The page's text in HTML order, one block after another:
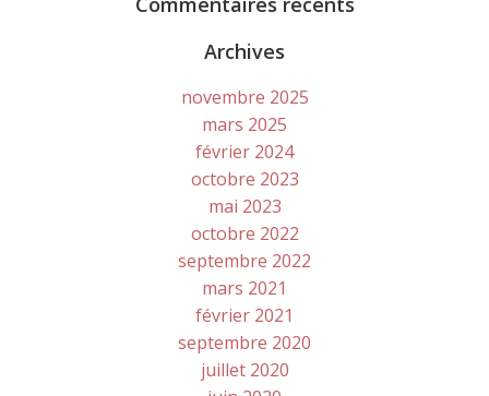
Archives
novembre 2025
mars 2025
février 2024
octobre 2023
mai 2023
octobre 2022
septembre 2022
mars 2021
février 2021
septembre 2020
juillet 2020